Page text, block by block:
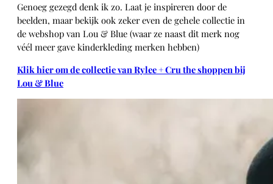
Genoeg gezegd denk ik zo. Laat je inspireren door de
beelden, maar bekijk ook zeker even de gehele collectie in
de webshop van Lou & Blue (waar ze naast dit merk nog
véél meer gave kinderkleding merken hebben)
Klik hier om de collectie van Rylee + Cru the shoppen bij
Lou & Blue